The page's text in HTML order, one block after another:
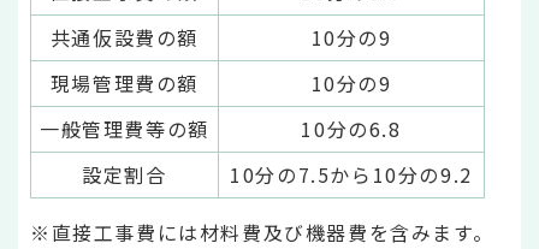
共通仮設費の額
10分の9
現場管理費の額
10分の9
一般管理費等の額
10分の6.8
設定割合
10分の7.5から10分の9.2
※直接工事費には材料費及び機器費を含みます。